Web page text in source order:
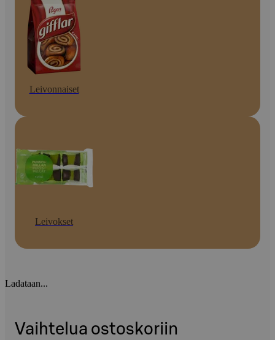
Leivonnaiset
Leivokset
Ladataan...
Vaihtelua ostoskoriin